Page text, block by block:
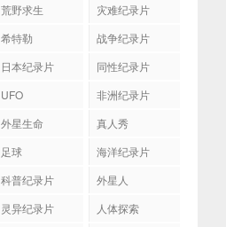
荒野求生
灾难纪录片
希特勒
战争纪录片
日本纪录片
同性纪录片
UFO
非洲纪录片
外星生命
真人秀
足球
海洋纪录片
科普纪录片
外星人
灵异纪录片
人体探索